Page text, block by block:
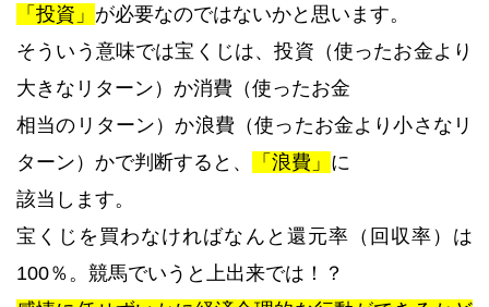
「投資」 が必要なのではないかと思います。
そういう意味では宝くじは、投資（使ったお金より
大きなリターン）か消費（使ったお金
相当のリターン）か浪費（使ったお金より小さなリ
ターン）かで判断すると、
「浪費」 に
該当します。
宝くじを買わなければなんと還元率（回収率）は
100％。競馬でいうと上出来では！？